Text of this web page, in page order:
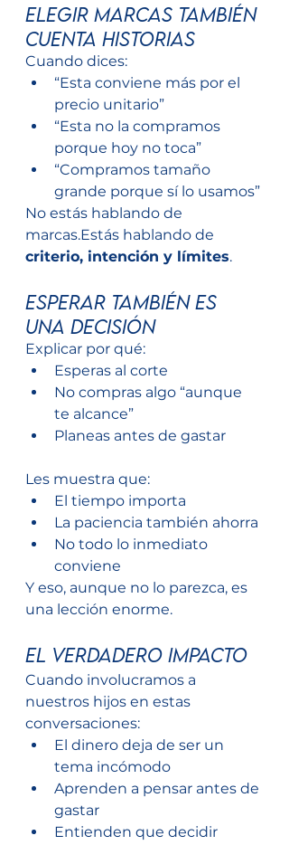
Elegir marcas también
cuenta historias
Cuando dices:
“Esta conviene más por el
precio unitario”
“Esta no la compramos
porque hoy no toca”
“Compramos tamaño
grande porque sí lo usamos”
No estás hablando de
marcas.Estás hablando de
criterio, intención y límites.
Esperar también es
una decisión
Explicar por qué:
Esperas al corte
No compras algo “aunque
te alcance”
Planeas antes de gastar
Les muestra que:
El tiempo importa
La paciencia también ahorra
No todo lo inmediato
conviene
Y eso, aunque no lo parezca, es
una lección enorme.
El verdadero impacto
Cuando involucramos a
nuestros hijos en estas
conversaciones:
El dinero deja de ser un
tema incómodo
Aprenden a pensar antes de
gastar
Entienden que decidir